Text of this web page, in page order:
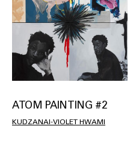
ATOM PAINTING #2
KUDZANAI-VIOLET HWAMI